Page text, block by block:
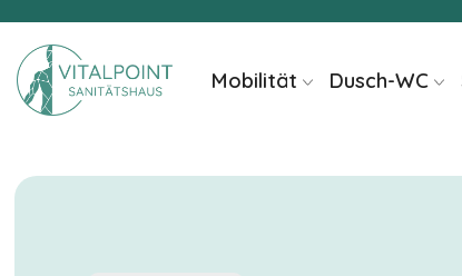
springen
Mobilität Dusch-WC